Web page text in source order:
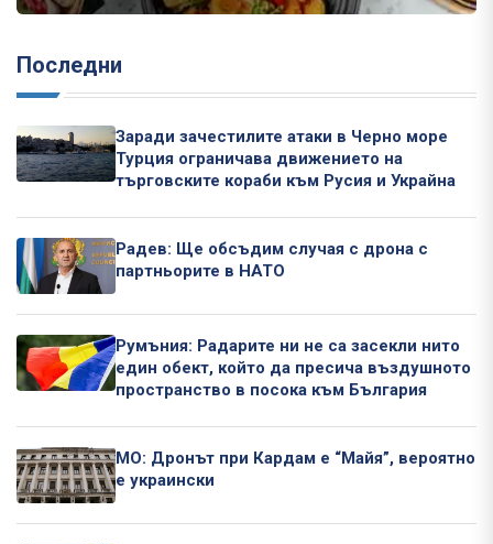
Последни
Заради зачестилите атаки в Черно море
Турция ограничава движението на
търговските кораби към Русия и Украйна
Радев: Ще обсъдим случая с дрона с
партньорите в НАТО
Румъния: Радарите ни не са засекли нито
един обект, който да пресича въздушното
пространство в посока към България
МО: Дронът при Кардам е “Майя”, вероятно
е украински